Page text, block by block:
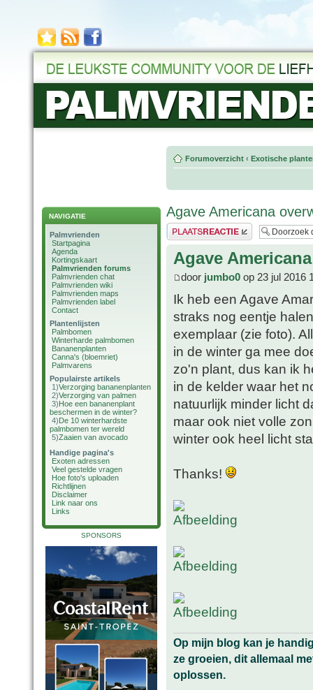
NAVIGATIE
Palmvrienden
Startpagina
Agenda
Kortingskaart
Palmvrienden forums
Palmvrienden chat
Palmvrienden wiki
Palmvrienden maps
Palmvrienden label
Contact
Plantenlijsten
Palmbomen
Winterharde palmbomen
Bananenplanten
Canna's (bloemriet)
Palmvarens
Populairste artikels
1)Verzorging bananenplanten
2)Verzorging van palmen
3)Hoe een bananenplant
beschermen in de winter?
4)De 10 winterhardste
palmbomen ter wereld
5)Zaaien van avocado
Handige pagina's
Exoten adressen
Veel gestelde vragen
Hoe foto's uploaden
Richtlijnen
Disclaimer
Link naar ons
Links
SPONSORS
Forumoverzicht ‹ Exotische
Agave Americana
Plaats een reactie
Agave
door jumbo0 op 23 jul 2016
Ik heb een Agave
straks nog eentje
exemplaar (zie foto).
in de winter ga mee
zo'n plant, dus kan ik
in de kelder waar het
natuurlijk minder licht
maar ook niet volle
winter ook heel licht
Thanks!
Op mijn blog kan je
ze groeien, dit allemaal
oplossen.